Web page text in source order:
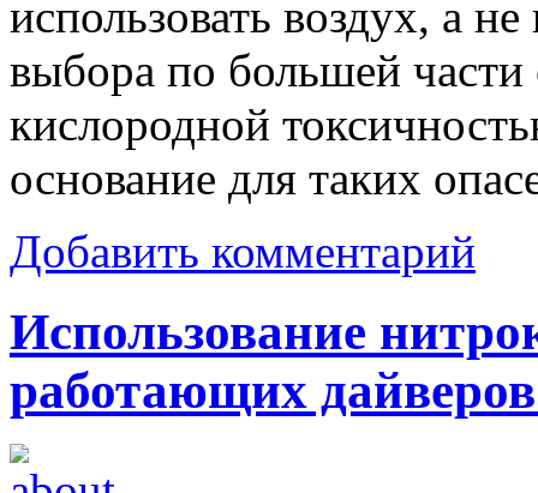
использовать воздух, а
выбора по большей части
кислородной
основание для таких
Добавить комментарий
Использование
работающих